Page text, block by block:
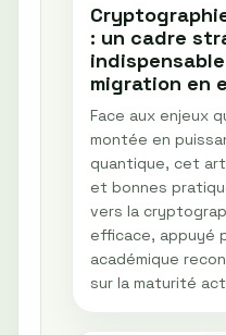
: un cadre
migration en
Face aux enjeux
montée en
quantique, cet
et bonnes
vers la
efficace, appuyé
académique
sur la maturité